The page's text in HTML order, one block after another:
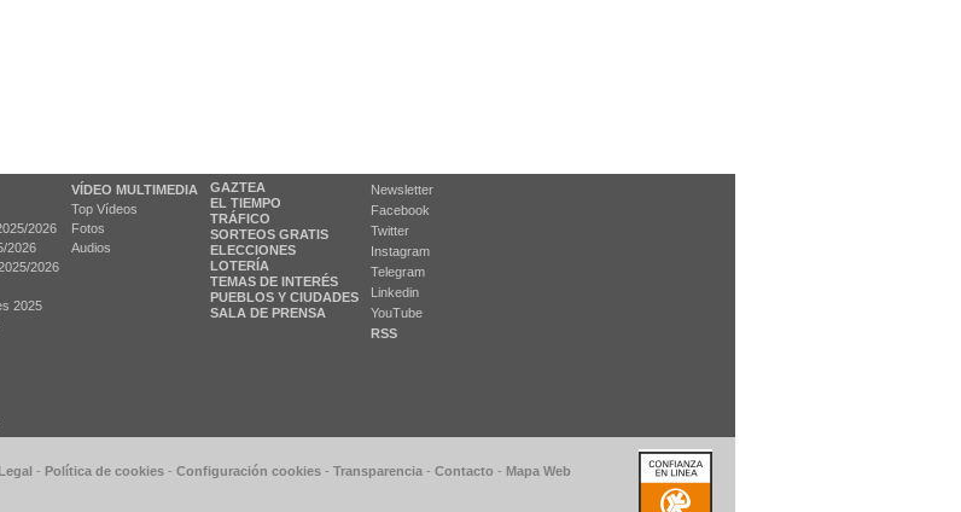
2026
2026
2026
2025
VÍDEO MULTIMEDIA
Top Vídeos
Fotos
Audios
GAZTEA
EL TIEMPO
TRÁFICO
SORTEOS GRATIS
ELECCIONES
LOTERÍA
TEMAS DE INTERÉS
PUEBLOS Y CIUDADES
SALA DE PRENSA
Newsletter
Facebook
Twitter
Instagram
Telegram
Linkedin
YouTube
RSS
- Política de cookies - Configuración cookies - Transparencia - Contacto - Mapa Web